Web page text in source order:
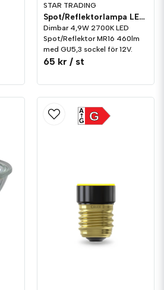
STAR TRADING
Spot/Reflektorlampa LED 460lm GU5,3 2700K Dim
Dimbar 4,9W 2700K LED
Spot/Reflektor MR16 460lm
med GU5,3 sockel för 12V.
65 kr / st
G
A
G